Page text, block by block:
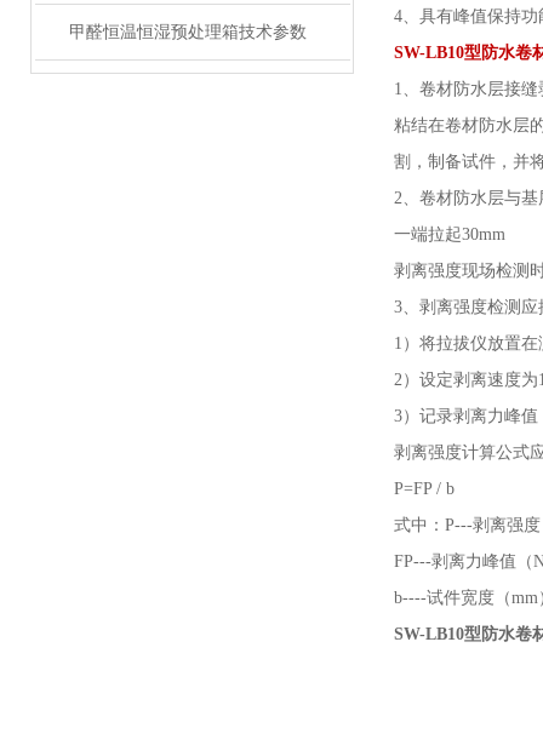
甲醛恒温恒湿预处理箱技术参数
4、具有峰值保持
SW-LB10型 防水卷
1、卷材防水层接
粘结在卷材防水层
割，制备试件，并
2、卷材防水层与
一端拉起30mm
剥离强度现场检测
3、剥离强度检测
1）将拉拔仪放置
2）设定剥离速度
3）记录剥离力峰
剥离强度计算公式
P=FP / b
式中： P---剥离强
FP---剥离力峰值（
b----试件宽度（mm
SW-LB10型防水卷